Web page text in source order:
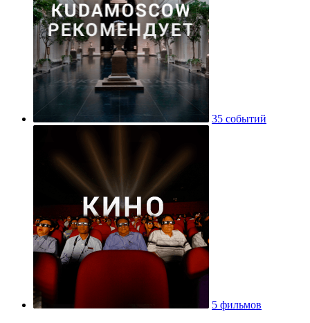
35 событий
5 фильмов